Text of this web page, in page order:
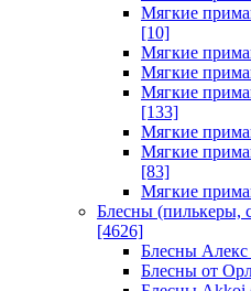
Мягкие
[10]
Мягкие
Мягкие
Мягкие
[133]
Мягкие
Мягкие
[83]
Мягкие
Блесны (пилькеры,
[4626]
Блесны
Блесны от